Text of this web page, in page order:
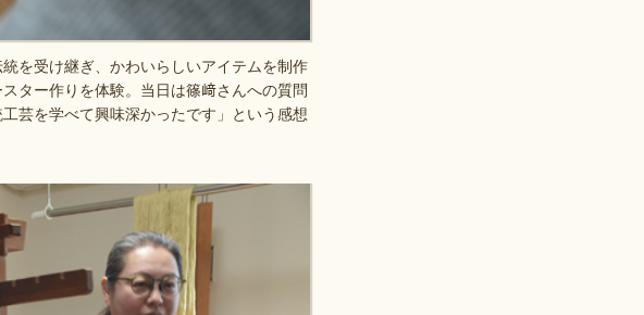
を受け継ぎ、かわいらしいアイテムを制作
ター作りを体験。当日は篠﨑さんへの質問
芸を学べて興味深かったです」という感想